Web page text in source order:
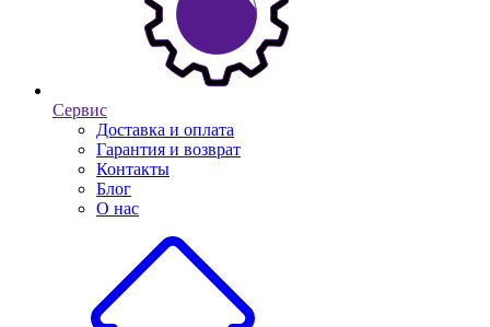
Сервис
Доставка и оплата
Гарантия и возврат
Контакты
Блог
О нас